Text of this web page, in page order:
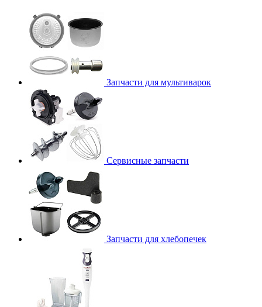
Запчасти для мультиварок
Сервисные запчасти
Запчасти для хлебопечек